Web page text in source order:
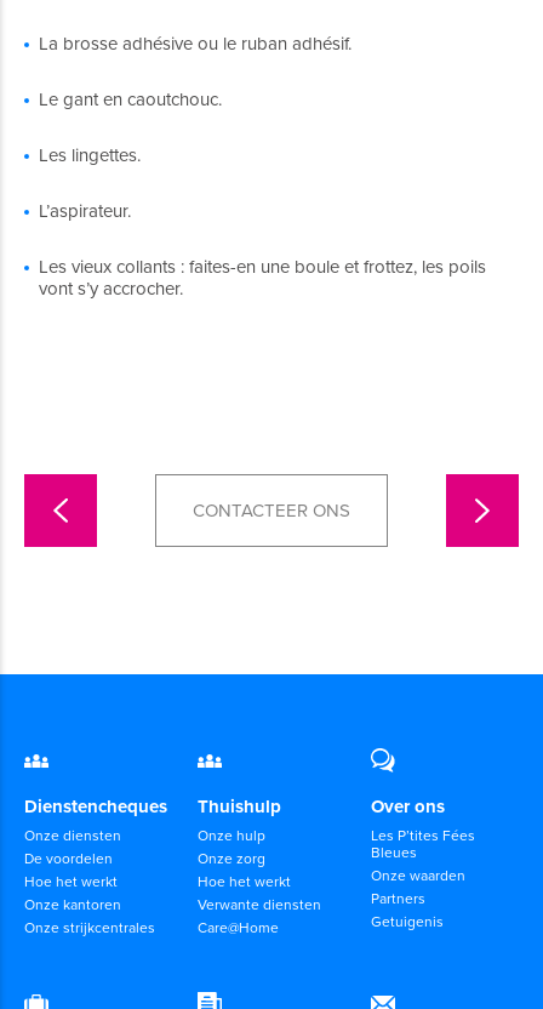
La brosse adhésive ou le ruban adhésif.
Le gant en caoutchouc.
Les lingettes.
L’aspirateur.
Les vieux collants : faites-en une boule et frottez, les poils
vont s’y accrocher.
CONTACTEER ONS
Dienstencheques
Onze diensten
De voordelen
Hoe het werkt
Onze kantoren
Onze strijkcentrales
Thuishulp
Onze hulp
Onze zorg
Hoe het werkt
Verwante diensten
Care@Home
Over ons
Les P’tites Fées
Bleues
Onze waarden
Partners
Getuigenis